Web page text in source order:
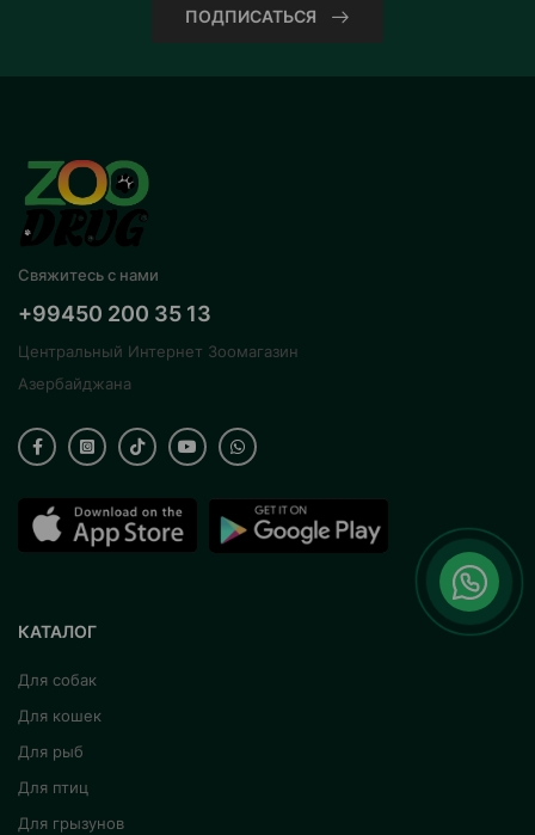
ПОДПИСАТЬСЯ
Свяжитесь с нами
+99450 200 35 13
Центральный Интернет Зоомагазин
Азербайджана
КАТАЛОГ
Для собак
Для кошек
Для рыб
Для птиц
Для грызунов